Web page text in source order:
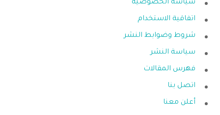
سياسة الخصوصية
اتفاقية الاستخدام
شروط وضوابط النشر
سياسة النشر
فهرس المقالات
اتصل بنا
أعلن معنا